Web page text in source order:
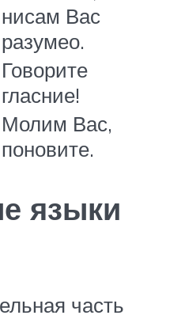
нисам Вас
разумео.
Говорите
гласние!
Молим Вас,
поновите.
языки
часть